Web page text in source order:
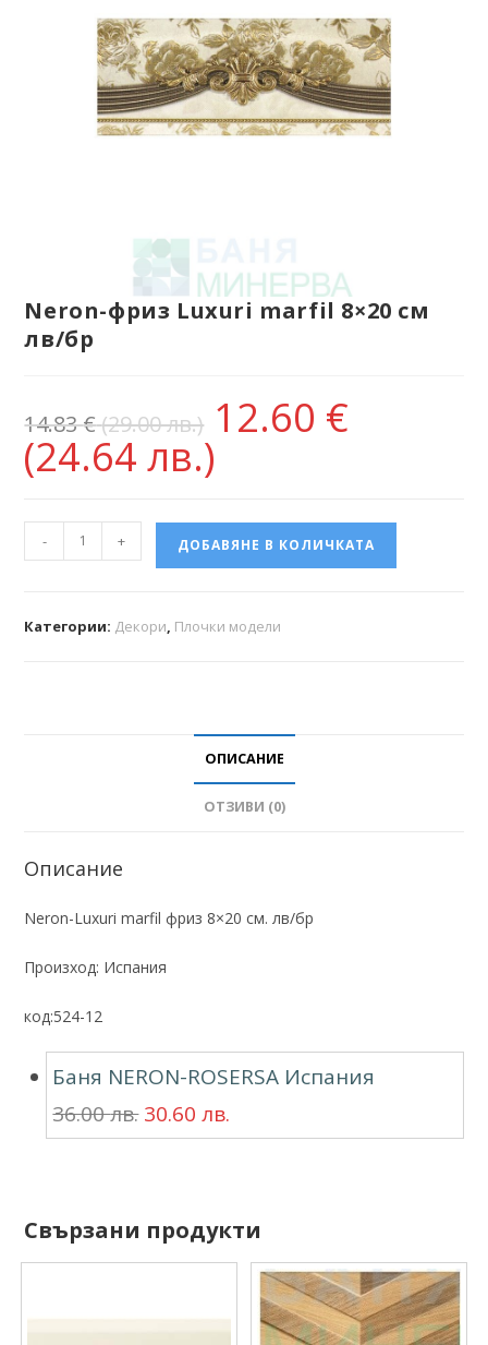
Neron-фриз Luxuri marfil 8×20 см
лв/бр
14.83€(29.00 лв.) 12.60 €
(24.64 лв.)
- + ДОБАВЯНЕ В КОЛИЧКАТА
Категории: Декори, Плочки модели
ОПИСАНИЕ
ОТЗИВИ (0)
Описание
Neron-Luxuri marfil фриз 8×20 см. лв/бр
Произход: Испания
код:524-12
Баня NERON-ROSERSA Испания
36.00лв. 30.60лв.
Свързани продукти